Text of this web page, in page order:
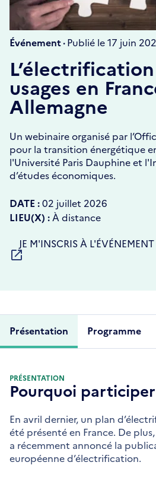
Événement ·Publié le 17 juin
usages en
Allemagne
Un webinaire organisé par
pour la transition énergétique
l'Université Paris Dauphine et
d’études économiques.
DATE :02 juillet 2026
LIEU(X) : À distance
S'OUVRE
DANS
UNE
JE M'INSCRIS À L'ÉVÉNEMENT
Présentation Programme
PRÉSENTATION
Pourquoi
En avril dernier, un plan
été présenté en France. De
a récemment annoncé la
européenne d’électrification.